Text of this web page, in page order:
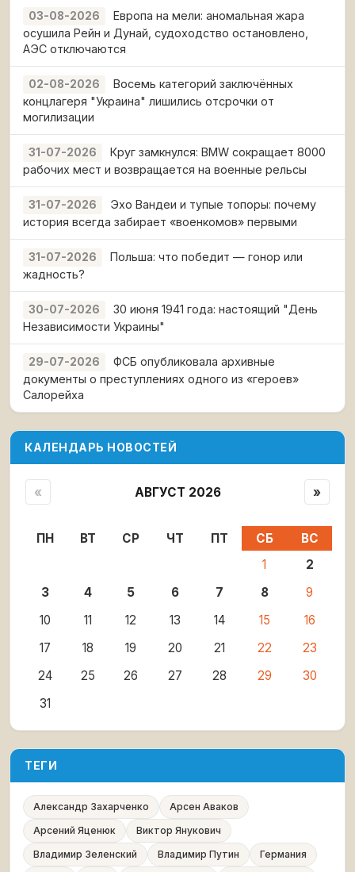
03-08-2026
Европа на мели: аномальная жара
осушила Рейн и Дунай, судоходство остановлено,
АЭС отключаются
02-08-2026
Восемь категорий заключённых
концлагеря "Украина" лишились отсрочки от
могилизации
31-07-2026
Круг замкнулся: BMW сокращает 8000
рабочих мест и возвращается на военные рельсы
31-07-2026
Эхо Вандеи и тупые топоры: почему
история всегда забирает «военкомов» первыми
31-07-2026
Польша: что победит — гонор или
жадность?
30-07-2026
30 июня 1941 года: настоящий "День
Независимости Украины"
29-07-2026
ФСБ опубликовала архивные
документы о преступлениях одного из «героев»
Салорейха
КАЛЕНДАРЬ НОВОСТЕЙ
« АВГУСТ 2026 »
ПН ВТ СР ЧТ ПТ СБ
ВС
1
2
3
4 5 6 7 8
9
10
11 12 13 14 15
16
17
18 19 20 21 22
23
24
25 26 27 28 29
30
31
ТЕГИ
Александр Захарченко
Арсен Аваков
Арсений Яценюк
Виктор Янукович
Владимир Зеленский
Владимир Путин
Германия